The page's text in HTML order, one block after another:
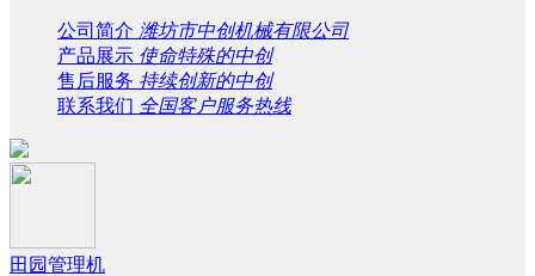
公司简介 潍坊市中创机械有限公司
产品展示 使命特殊的中创
售后服务 持续创新的中创
联系我们 全国客户服务热线
田园管理机